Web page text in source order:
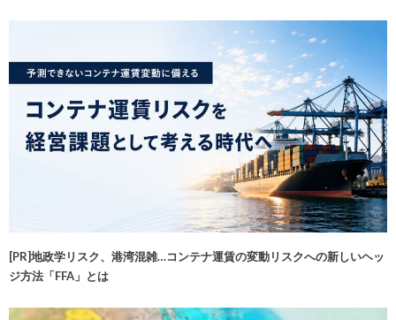
[PR]地政学リスク、港湾混雑…コンテナ運賃の変動リスクへの新しいヘッ
ジ方法「FFA」とは